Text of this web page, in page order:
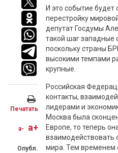
Печатать
a- a+
Опубл.
И это событие будет
перестройку
депутат Госдумы
такой шаг западные
поскольку страны
высокими темпами
крупные.
Российская
контакты,
лидерами и
Москва была
Европе, то теперь
взаимодействовать
мира. Тем временем